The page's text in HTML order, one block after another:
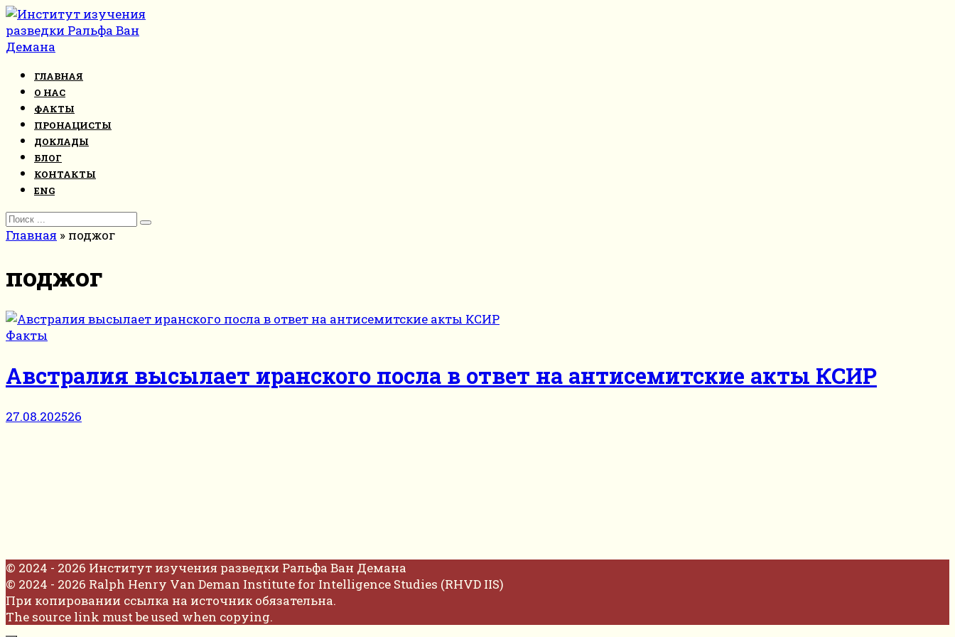
Перейти
к
контенту
ГЛАВНАЯ
О НАС
ФАКТЫ
ПРОНАЦИСТЫ
ДОКЛАДЫ
БЛОГ
КОНТАКТЫ
ENG
Search
for:
Главная » поджог
поджог
Факты
Австралия высылает иранского посла в ответ на антисемитские акты КСИР
27.08.202526
© 2024 - 2026 Институт изучения разведки Ральфа Ван Демана
© 2024 - 2026 Ralph Henry Van Deman Institute for Intelligence Studies (RHVD IIS)
При копировании ссылка на источник обязательна.
The source link must be used when copying.